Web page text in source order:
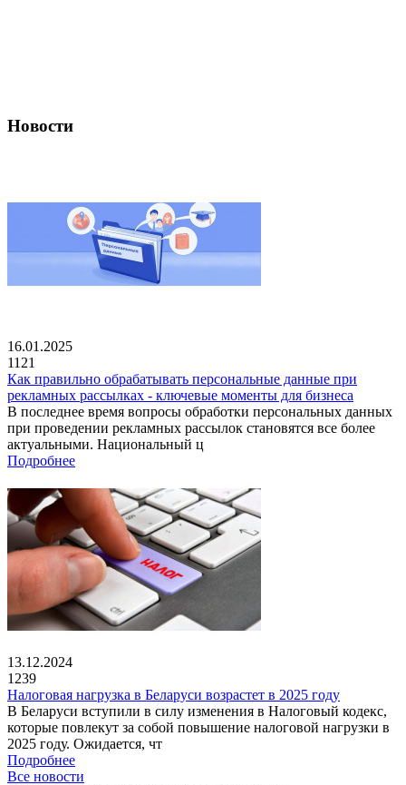
Новости
16.01.2025
1121
Как правильно обрабатывать персональные данные при
рекламных рассылках - ключевые моменты для бизнеса
В последнее время вопросы обработки персональных данных
при проведении рекламных рассылок становятся все более
актуальными. Национальный ц
Подробнее
13.12.2024
1239
Налоговая нагрузка в Беларуси возрастет в 2025 году
В Беларуси вступили в силу изменения в Налоговый кодекс,
которые повлекут за собой повышение налоговой нагрузки в
2025 году. Ожидается, чт
Подробнее
Все новости